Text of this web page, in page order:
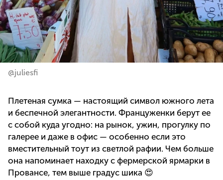
@juliesfi
Плетеная сумка — настоящий символ южного лета
и беспечной элегантности. Француженки берут ее
с собой куда угодно: на рынок, ужин, прогулку по
галерее и даже в офис — особенно если это
вместительный тоут из светлой рафии. Чем больше
она напоминает находку с фермерской ярмарки в
Провансе, тем выше градус шика 😍